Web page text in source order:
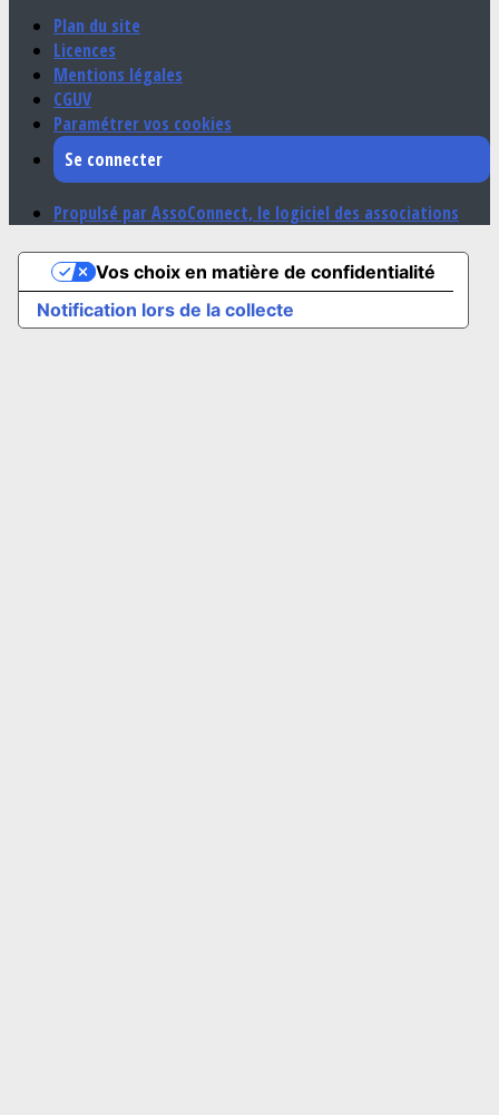
Plan du site
Licences
Mentions légales
CGUV
Paramétrer vos cookies
Se connecter
Propulsé par AssoConnect, le logiciel des associations
Notification lors de la collecte
Vos choix en matière de confidentialité